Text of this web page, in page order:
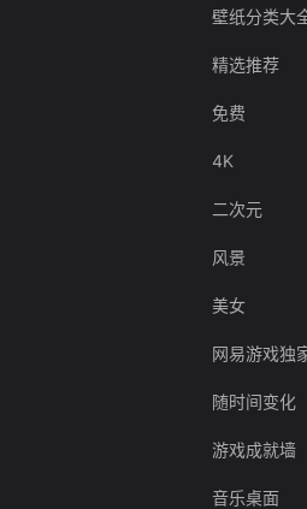
壁纸分类大
精选推荐
免费
4K
二次元
风景
美女
网易游戏独
随时间变化
游戏成就墙
音乐桌面